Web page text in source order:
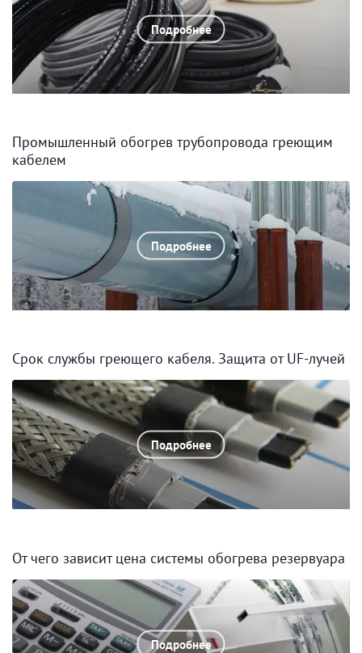
Подробнее
Промышленный обогрев трубопровода греющим
кабелем
Подробнее
Срок службы греющего кабеля. Защита от UF-лучей
Подробнее
От чего зависит цена системы обогрева резервуара
Подробнее